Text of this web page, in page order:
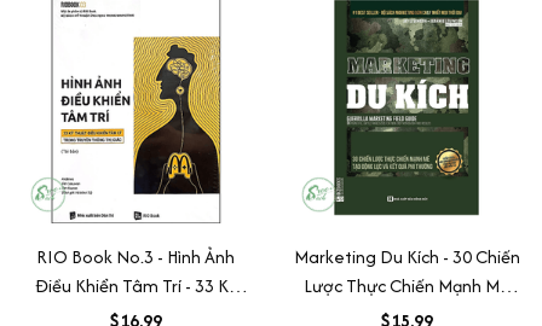
RIO Book No.3 - Hình Ảnh
Điều Khiển Tâm Trí - 33 Kỹ
Thuật Điều Khiển Tâm Lý
$16.99
Marketing Du Kích - 30 Chiến
Lược Thực Chiến Mạnh Mẽ
Tạo Động Lực Và Kết Quả Phi
$15.99